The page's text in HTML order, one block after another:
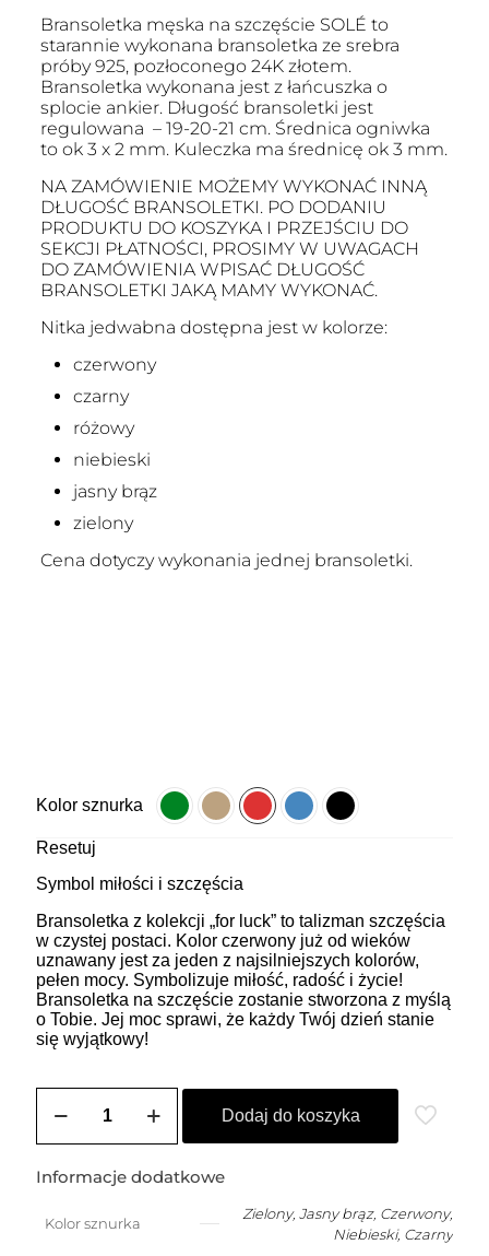
Bransoletka męska na szczęście SOLÉ to
starannie wykonana bransoletka ze srebra
próby 925, pozłoconego 24K złotem.
Bransoletka wykonana jest z łańcuszka o
splocie ankier. Długość bransoletki jest
regulowana – 19-20-21 cm. Średnica ogniwka
to ok 3 x 2 mm. Kuleczka ma średnicę ok 3 mm.
NA ZAMÓWIENIE MOŻEMY WYKONAĆ INNĄ
DŁUGOŚĆ BRANSOLETKI. PO DODANIU
PRODUKTU DO KOSZYKA I PRZEJŚCIU DO
SEKCJI PŁATNOŚCI, PROSIMY W UWAGACH
DO ZAMÓWIENIA WPISAĆ DŁUGOŚĆ
BRANSOLETKI JAKĄ MAMY WYKONAĆ.
Nitka jedwabna dostępna jest w kolorze:
czerwony
czarny
różowy
niebieski
jasny brąz
zielony
Cena dotyczy wykonania jednej bransoletki.
Kolor sznurka
Resetuj
Symbol miłości i szczęścia
Bransoletka z kolekcji „for luck” to talizman szczęścia
w czystej postaci. Kolor czerwony już od wieków
uznawany jest za jeden z najsilniejszych kolorów,
pełen mocy. Symbolizuje miłość, radość i życie!
Bransoletka na szczęście zostanie stworzona z myślą
o Tobie. Jej moc sprawi, że każdy Twój dzień stanie
się wyjątkowy!
SOLE
na
łańcuszku
Dodaj do koszyka
Informacje dodatkowe
Kolor sznurka
Zielony, Jasny brąz, Czerwony,
Niebieski, Czarny